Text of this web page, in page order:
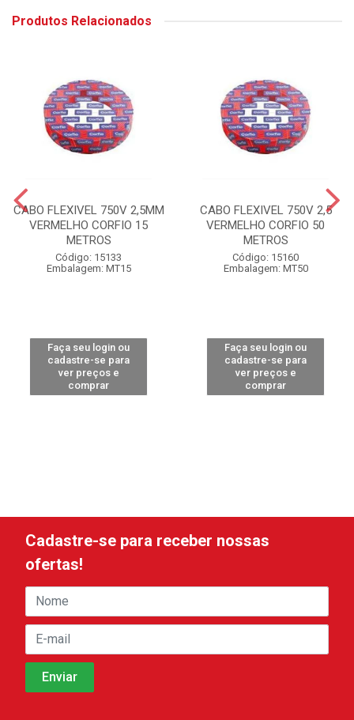
Produtos Relacionados
CABO FLEXIVEL 750V 2,5MM
VERMELHO CORFIO 15
METROS
Código: 15133
Embalagem: MT15
Faça seu login ou
cadastre-se para
ver preços e
comprar
CABO FLEXIVEL 750V 2,5
VERMELHO CORFIO 50
METROS
Código: 15160
Embalagem: MT50
Faça seu login ou
cadastre-se para
ver preços e
comprar
Cadastre-se para receber nossas
ofertas!